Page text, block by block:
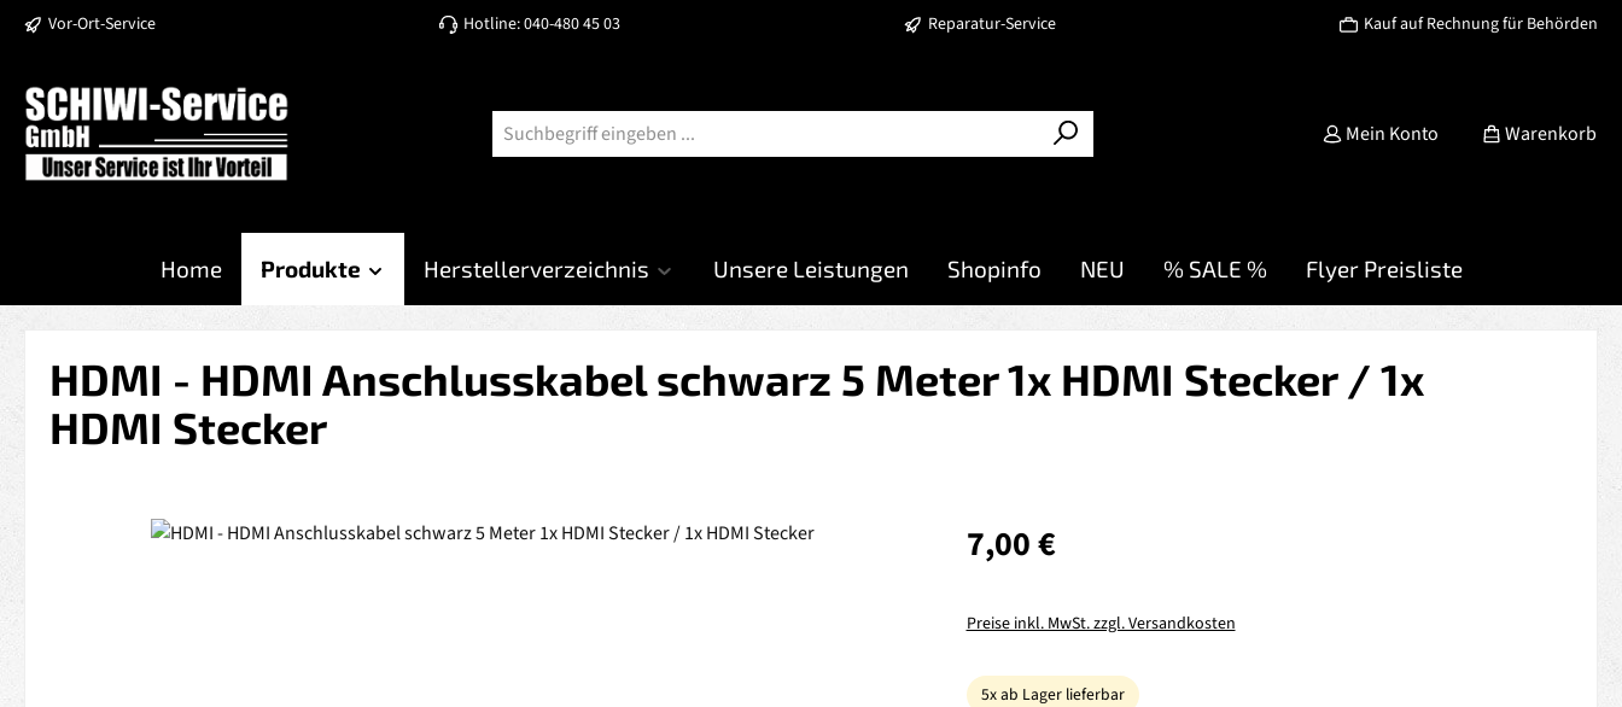
Hauptinhalt springen
Zur Suche springen
Zur Hauptnavigation springen
Vor-Ort-Service Hotline: 040-480 45 03 Reparatur-Service Kauf auf Rechnung für Behörden
Mein Konto Warenkorb
Home Produkte Herstellerverzeichnis Unsere Leistungen Shopinfo NEU % SALE % Flyer Preisliste
HDMI - HDMI Anschlusskabel schwarz 5 Meter 1x HDMI Stecker / 1x
HDMI Stecker
Bildergalerie überspringen Regulärer Preis:
7,00 €
Preise inkl. MwSt. zzgl. Versandkosten
5x ab Lager lieferbar